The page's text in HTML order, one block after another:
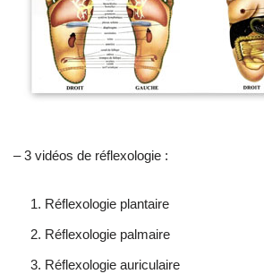
– 3 vidéos de réflexologie :
Réflexologie plantaire
Réflexologie palmaire
Réflexologie auriculaire